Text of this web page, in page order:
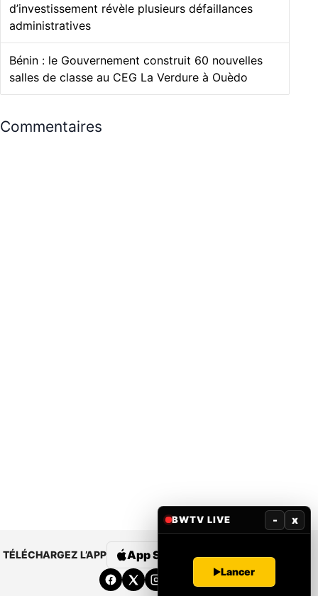
d’investissement révèle plusieurs défaillances
administratives
Bénin : le Gouvernement construit 60 nouvelles
salles de classe au CEG La Verdure à Ouèdo
Commentaires
TÉLÉCHARGEZ L’APP App Store Google Play
BWTV LIVE - x
Lancer